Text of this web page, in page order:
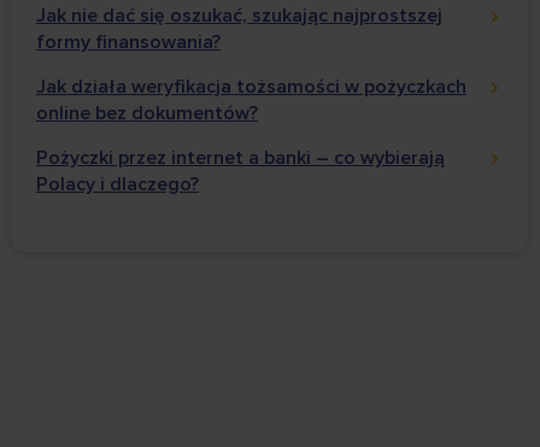
Jak nie dać się oszukać, szukając najprostszej
formy finansowania?
Jak działa weryfikacja tożsamości w pożyczkach
online bez dokumentów?
Pożyczki przez internet a banki – co wybierają
Polacy i dlaczego?